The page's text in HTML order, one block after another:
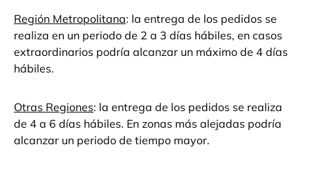
Región Metropolitana: la entrega de los pedidos se
realiza en un periodo de 2 a 3 días hábiles, en casos
extraordinarios podría alcanzar un máximo de 4 días
hábiles.
Otras Regiones: la entrega de los pedidos se realiza
de 4 a 6 días hábiles. En zonas más alejadas podría
alcanzar un periodo de tiempo mayor.